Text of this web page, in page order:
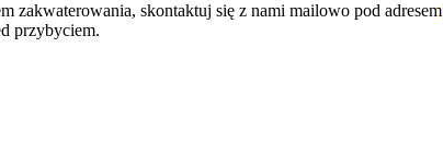
zakwaterowania, skontaktuj się z nami mailowo pod adresem
przybyciem.